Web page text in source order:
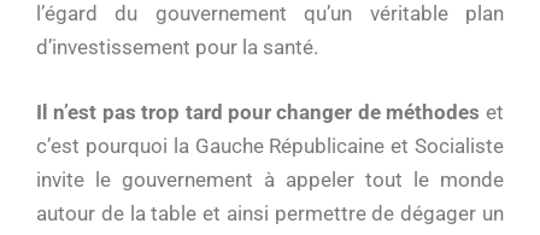
l’égard du gouvernement qu’un véritable plan
d’investissement pour la santé.
Il n’est pas trop tard pour changer de méthodes et
c’est pourquoi la Gauche Républicaine et Socialiste
invite le gouvernement à appeler tout le monde
autour de la table et ainsi permettre de dégager un